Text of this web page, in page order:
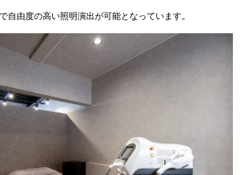
自由度の高い照明演出が可能となっています。